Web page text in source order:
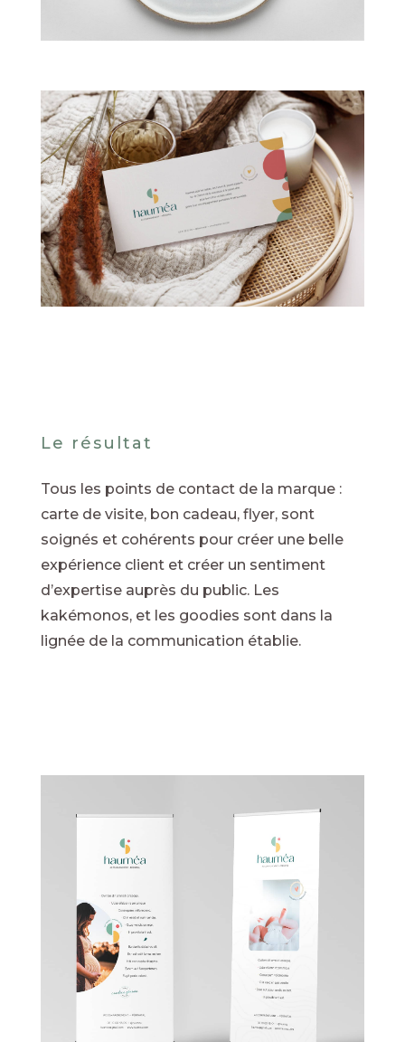
Le résultat
Tous les points de contact de la marque :
carte de visite, bon cadeau, flyer, sont
soignés et cohérents pour créer une belle
expérience client et créer un sentiment
d’expertise auprès du public. Les
kakémonos, et les goodies sont dans la
lignée de la communication établie.